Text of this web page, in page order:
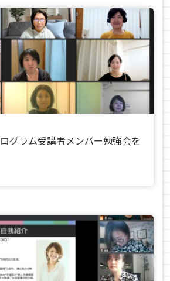
グラム受講者メンバー勉強会を